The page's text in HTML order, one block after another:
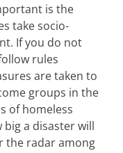
is the
take socio-
If you do not
rules
are taken to
groups in the
of homeless
big a disaster will
the radar among